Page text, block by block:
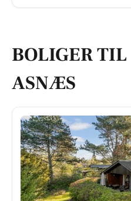
BOLIGER TIL
ASNÆS